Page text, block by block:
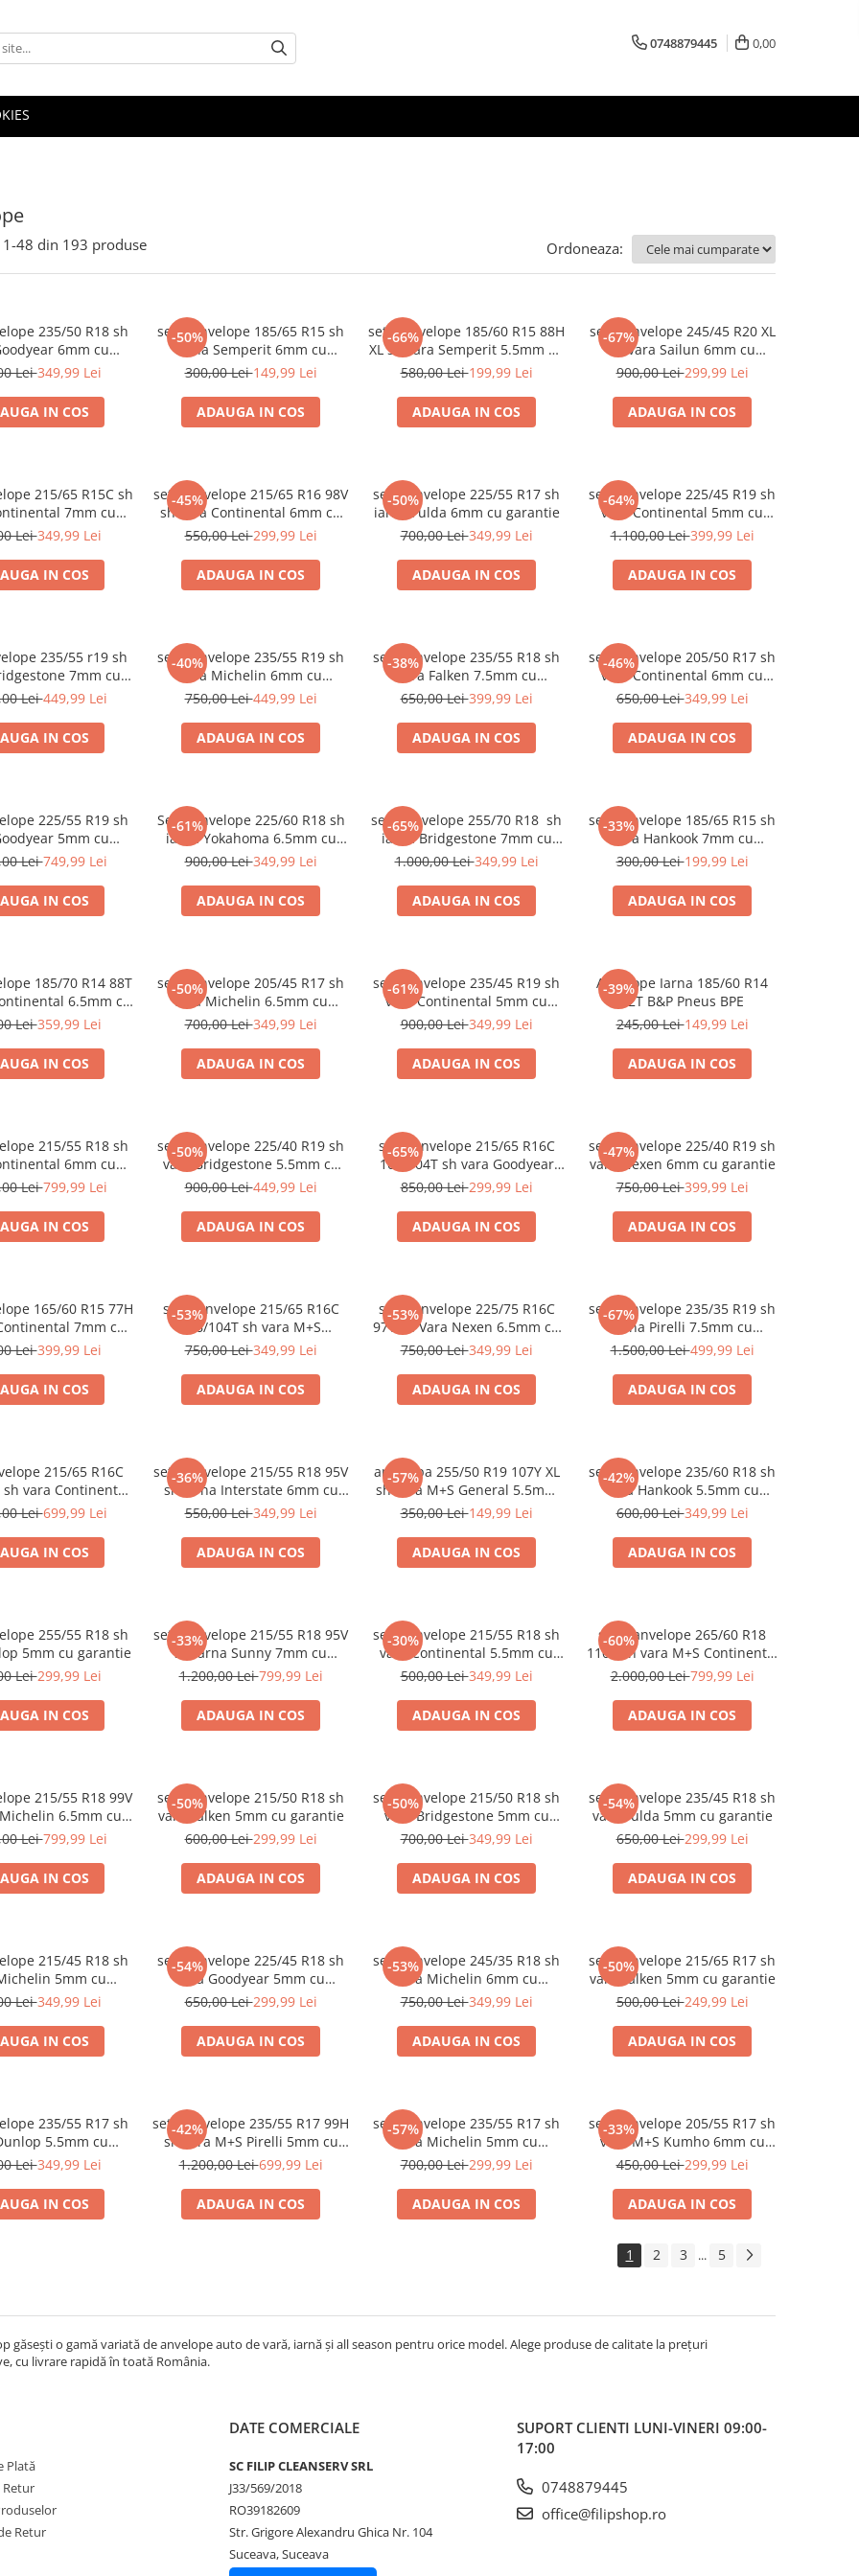
0748879445 0,00
1-48 din 193 produse Ordoneaza:
235/50 R18 sh
6mm cu
garantie
Lei349,99 Lei
IN COS
-50%
set 2 anvelope 185/65 R15 sh
iarna Semperit 6mm cu
garantie
300,00 Lei149,99 Lei
ADAUGA IN COS
-66%
set 2 anvelope 185/60 R15 88H
XL sh vara Semperit 5.5mm cu
garantie
580,00 Lei199,99 Lei
ADAUGA IN COS
-67%
set 2 anvelope 245/45 R20 XL
sh vara Sailun 6mm cu
garantie
900,00 Lei299,99 Lei
ADAUGA IN COS
215/65 R15C sh
7mm cu
garantie
Lei349,99 Lei
IN COS
-45%
set 2 anvelope 215/65 R16 98V
sh vara Continental 6mm cu
garantie
550,00 Lei299,99 Lei
ADAUGA IN COS
-50%
set 2 anvelope 225/55 R17 sh
iarna Fulda 6mm cu garantie
700,00 Lei349,99 Lei
ADAUGA IN COS
-64%
set 2 anvelope 225/45 R19 sh
vara Continental 5mm cu
garantie
1.100,00 Lei399,99 Lei
ADAUGA IN COS
235/55 r19 sh
7mm cu
garantie
Lei449,99 Lei
IN COS
-40%
set 2 anvelope 235/55 R19 sh
vara Michelin 6mm cu
garantie
750,00 Lei449,99 Lei
ADAUGA IN COS
-38%
set 2 anvelope 235/55 R18 sh
vara Falken 7.5mm cu
garantie
650,00 Lei399,99 Lei
ADAUGA IN COS
-46%
set 2 anvelope 205/50 R17 sh
vara Continental 6mm cu
garantie
650,00 Lei349,99 Lei
ADAUGA IN COS
225/55 R19 sh
5mm cu
garantie
Lei749,99 Lei
IN COS
-61%
Set 2 anvelope 225/60 R18 sh
iarna Yokahoma 6.5mm cu
garantie
900,00 Lei349,99 Lei
ADAUGA IN COS
-65%
set 2 anvelope 255/70 R18 sh
iarna Bridgestone 7mm cu
garantie
1.000,00 Lei349,99 Lei
ADAUGA IN COS
-33%
set 2 anvelope 185/65 R15 sh
vara Hankook 7mm cu
garantie
300,00 Lei199,99 Lei
ADAUGA IN COS
185/70 R14 88T
6.5mm cu
garantie
Lei359,99 Lei
IN COS
-50%
set 2 anvelope 205/45 R17 sh
vara Michelin 6.5mm cu
garantie
700,00 Lei349,99 Lei
ADAUGA IN COS
-61%
set 2 anvelope 235/45 R19 sh
vara Continental 5mm cu
garantie
900,00 Lei349,99 Lei
ADAUGA IN COS
-39%
Anvelope Iarna 185/60 R14
82T B&P Pneus BPE
245,00 Lei149,99 Lei
ADAUGA IN COS
215/55 R18 sh
6mm cu
garantie
Lei799,99 Lei
IN COS
-50%
set 2 anvelope 225/40 R19 sh
vara Bridgestone 5.5mm cu
garantie
900,00 Lei449,99 Lei
ADAUGA IN COS
-65%
set 2 anvelope 215/65 R16C
106/104T sh vara Goodyear
7mm cu garantie
850,00 Lei299,99 Lei
ADAUGA IN COS
-47%
set 2 anvelope 225/40 R19 sh
vara Nexen 6mm cu garantie
750,00 Lei399,99 Lei
ADAUGA IN COS
165/60 R15 77H
7mm cu
garantie
Lei399,99 Lei
IN COS
-53%
set 2 anvelope 215/65 R16C
106/104T sh vara M+S
Michelin 6mm cu garantie
750,00 Lei349,99 Lei
ADAUGA IN COS
-53%
set 2 anvelope 225/75 R16C
97V sh Vara Nexen 6.5mm cu
garantie
750,00 Lei349,99 Lei
ADAUGA IN COS
-67%
set 2 anvelope 235/35 R19 sh
iarna Pirelli 7.5mm cu
garantie
1.500,00 Lei499,99 Lei
ADAUGA IN COS
215/65 R16C
sh vara Continental
cu garantie
Lei699,99 Lei
IN COS
-36%
set 2 anvelope 215/55 R18 95V
sh iarna Interstate 6mm cu
garantie
550,00 Lei349,99 Lei
ADAUGA IN COS
-57%
anvelopa 255/50 R19 107Y XL
sh vara M+S General 5.5mm
cu garantie
350,00 Lei149,99 Lei
ADAUGA IN COS
-42%
set 2 anvelope 235/60 R18 sh
vara Hankook 5.5mm cu
garantie
600,00 Lei349,99 Lei
ADAUGA IN COS
255/55 R18 sh
5mm cu garantie
Lei299,99 Lei
IN COS
-33%
set 4 anvelope 215/55 R18 95V
sh iarna Sunny 7mm cu
garantie
1.200,00 Lei799,99 Lei
ADAUGA IN COS
-30%
set 2 anvelope 215/55 R18 sh
vara Continental 5.5mm cu
garantie
500,00 Lei349,99 Lei
ADAUGA IN COS
-60%
set 4 anvelope 265/60 R18
110T sh vara M+S Continental
6mm cu garantie
2.000,00 Lei799,99 Lei
ADAUGA IN COS
215/55 R18 99V
6.5mm cu
garantie
Lei799,99 Lei
IN COS
-50%
set 2 anvelope 215/50 R18 sh
vara Falken 5mm cu garantie
600,00 Lei299,99 Lei
ADAUGA IN COS
-50%
set 2 anvelope 215/50 R18 sh
vara Bridgestone 5mm cu
garantie
700,00 Lei349,99 Lei
ADAUGA IN COS
-54%
set 2 anvelope 235/45 R18 sh
vara Fulda 5mm cu garantie
650,00 Lei299,99 Lei
ADAUGA IN COS
215/45 R18 sh
5mm cu
garantie
Lei349,99 Lei
IN COS
-54%
set 2 anvelope 225/45 R18 sh
vara Goodyear 5mm cu
garantie
650,00 Lei299,99 Lei
ADAUGA IN COS
-53%
set 2 anvelope 245/35 R18 sh
vara Michelin 6mm cu
garantie
750,00 Lei349,99 Lei
ADAUGA IN COS
-50%
set 2 anvelope 215/65 R17 sh
vara Falken 5mm cu garantie
500,00 Lei249,99 Lei
ADAUGA IN COS
235/55 R17 sh
5.5mm cu
garantie
Lei349,99 Lei
IN COS
-42%
set 4 anvelope 235/55 R17 99H
sh vara M+S Pirelli 5mm cu
garantie
1.200,00 Lei699,99 Lei
ADAUGA IN COS
-57%
set 2 anvelope 235/55 R17 sh
vara Michelin 5mm cu
garantie
700,00 Lei299,99 Lei
ADAUGA IN COS
-33%
set 2 anvelope 205/55 R17 sh
vara M+S Kumho 6mm cu
garantie
450,00 Lei299,99 Lei
ADAUGA IN COS
1 2 3 ... 5
găsești o gamă variată de anvelope auto de vară, iarnă și all season pentru orice model. Alege produse de calitate la prețuri
cu livrare rapidă în toată România.
Plată
Retur
Retur
DATE COMERCIALE
SC FILIP CLEANSERV SRL
J33/569/2018
RO39182609
Str. Grigore Alexandru Ghica Nr. 104
Suceava, Suceava
SUPORT CLIENTI LUNI-VINERI 09:00-
17:00
0748879445
office@filipshop.ro